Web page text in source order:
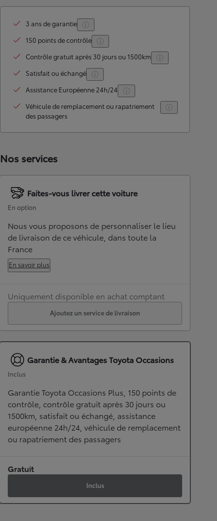
3 ans de garantie
150 points de contrôle
Contrôle gratuit après 30 jours ou 1500km
Satisfait ou échangé
Assistance Européenne 24h/24
Véhicule de remplacement ou rapatriement
des passagers
Nos services
Faites-vous livrer cette voiture
En option
Nous vous proposons de personnaliser le lieu
de livraison de ce véhicule, dans toute la
France
En savoir plus
Uniquement disponible en achat comptant
Ajoutez un service de livraison
Garantie & Avantages Toyota Occasions
Inclus
Garantie Toyota Occasions Plus, 150 points de
contrôle, contrôle gratuit après 30 jours ou
1500km, satisfait ou échangé, assistance
européenne 24h/24, véhicule de remplacement
ou rapatriement des passagers
Gratuit
Inclus